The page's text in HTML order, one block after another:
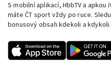
S mobilní aplikací, HbbTV a
máte ČT sport vždy po ruce.
bonusový obsah kdekoli a kdykoli.